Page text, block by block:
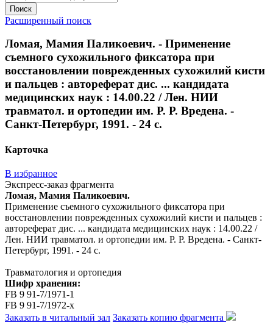
Поиск
Расширенный поиск
Ломая, Мамия Паликоевич. - Применение
съемного сухожильного фиксатора при
восстановлении поврежденных сухожилий кисти
и пальцев : автореферат дис. ... кандидата
медицинских наук : 14.00.22 / Лен. НИИ
травматол. и ортопедии им. Р. Р. Вредена. -
Санкт-Петербург, 1991. - 24 с.
Карточка
В избранное
Экспресс-заказ фрагмента
Ломая, Мамия Паликоевич.
Применение съемного сухожильного фиксатора при
восстановлении поврежденных сухожилий кисти и пальцев :
автореферат дис. ... кандидата медицинских наук : 14.00.22 /
Лен. НИИ травматол. и ортопедии им. Р. Р. Вредена. - Санкт-
Петербург, 1991. - 24 с.
Травматология и ортопедия
Шифр хранения:
FB 9 91-7/1971-1
FB 9 91-7/1972-x
Заказать в читальный зал Заказать копию фрагмента